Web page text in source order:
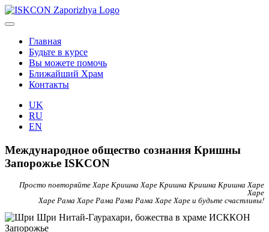
Главная
Будьте в курсе
Вы можете помочь
Ближайший Храм
Контакты
UK
RU
EN
Международное общество сознания Кришны
Запорожье ISKCON
Просто повторяйте Харе Кришна Харе Кришна Кришна Кришна Харе
Харе
Харе Рама Харе Рама Рама Рама Харе Харе и будьте счастливы!